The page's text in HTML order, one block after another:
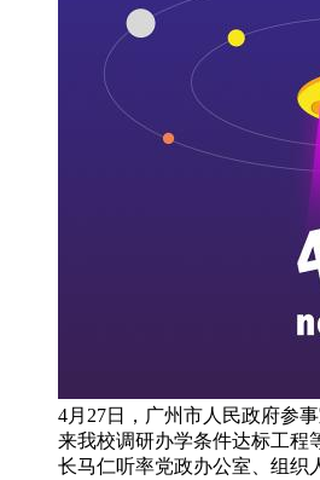
4月27日，广州市人民政府参
来我校调研办学条件达标工程
长马仁听率党政办公室、组织